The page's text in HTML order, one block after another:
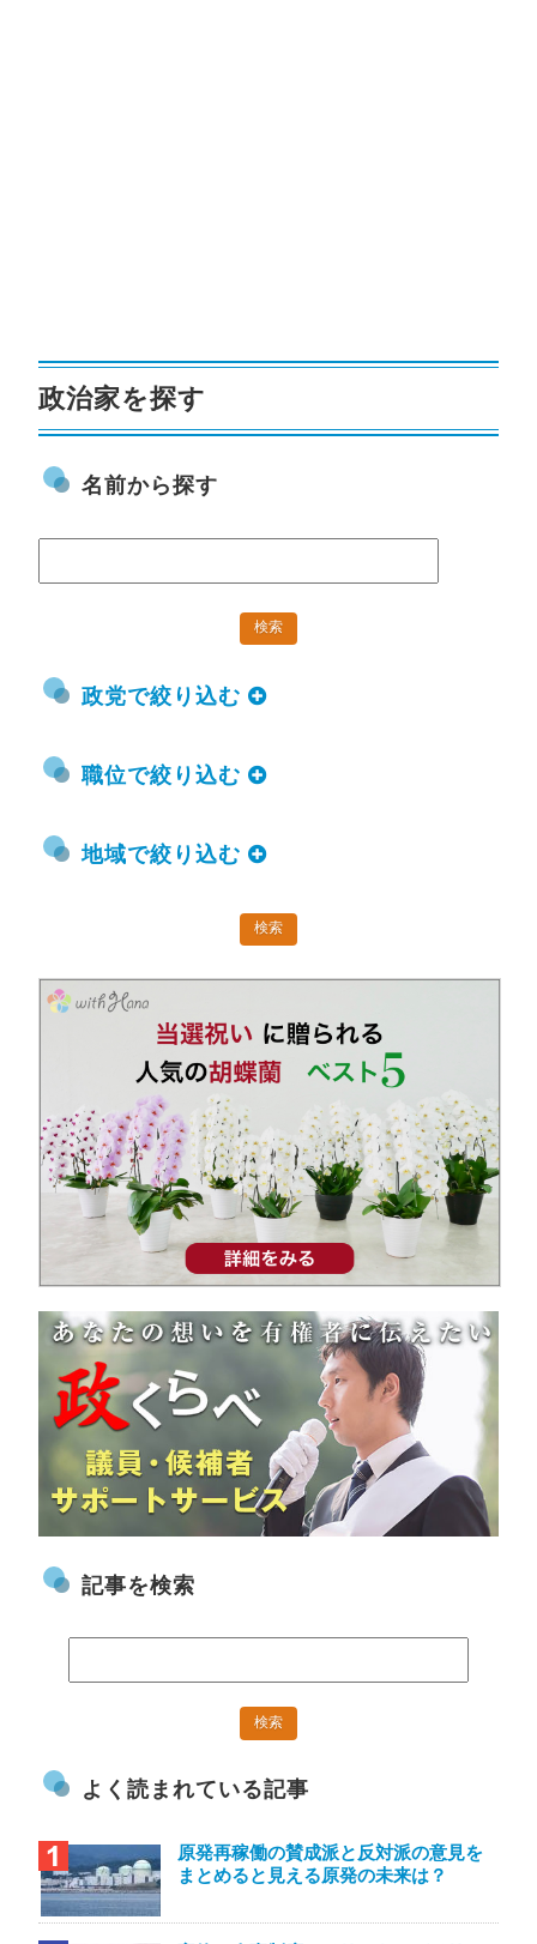
政治家を探す
名前から探す
政党で絞り込む
職位で絞り込む
地域で絞り込む
記事を検索
よく読まれている記事
原発再稼働の賛成派と反対派の意見を
まとめると見える原発の未来は？